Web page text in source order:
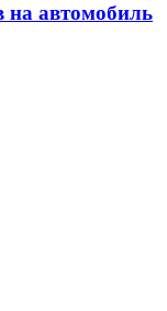
на автомобиль